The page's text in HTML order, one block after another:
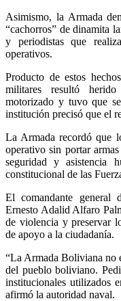
Asimismo, la Armada
“cachorros” de dinamita
y periodistas que
operativos.
Producto de estos
militares resultó
motorizado y tuvo que
institución precisó que el
La Armada recordó que
operativo sin portar
seguridad y asistencia
constitucional de las
El comandante general
Ernesto Adalid Alfaro
de violencia y preservar
de apoyo a la ciudadanía.
“La Armada Boliviana no
del pueblo boliviano.
institucionales utilizados
afirmó la autoridad naval.